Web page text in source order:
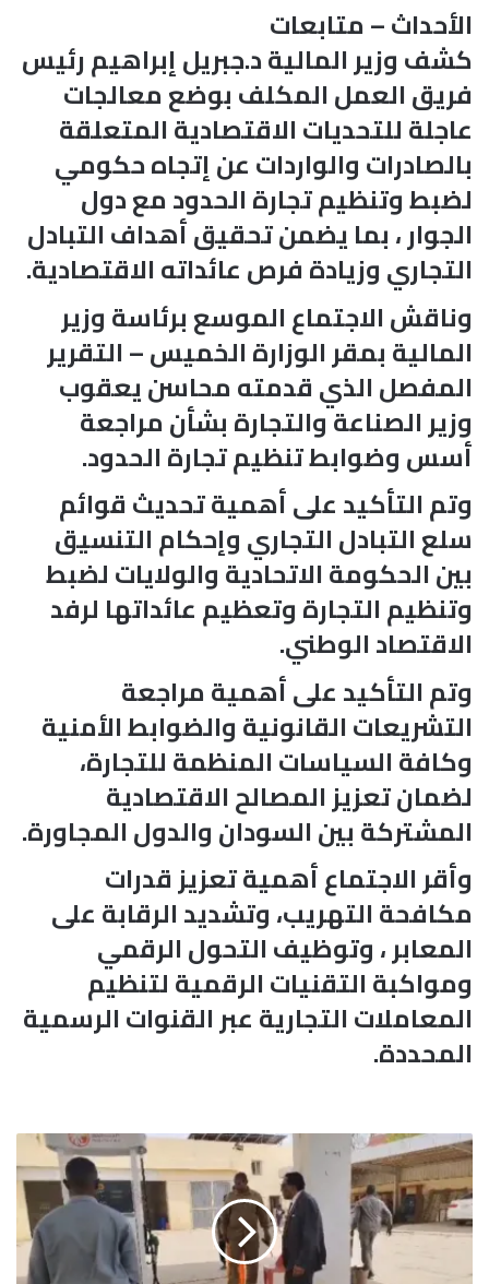
الأحداث – متابعات
كشف وزير المالية د.جبريل إبراهيم رئيس
فريق العمل المكلف بوضع معالجات
عاجلة للتحديات الاقتصادية المتعلقة
بالصادرات والواردات عن إتجاه حكومي
لضبط وتنظيم تجارة الحدود مع دول
الجوار ، بما يضمن تحقيق أهداف التبادل
التجاري وزيادة فرص عائداته الاقتصادية.
وناقش الاجتماع الموسع برئاسة وزير
المالية بمقر الوزارة الخميس – التقرير
المفصل الذي قدمته محاسن يعقوب
وزير الصناعة والتجارة بشأن مراجعة
أسس وضوابط تنظيم تجارة الحدود.
وتم التأكيد على أهمية تحديث قوائم
سلع التبادل التجاري وإحكام التنسيق
بين الحكومة الاتحادية والولايات لضبط
وتنظيم التجارة وتعظيم عائداتها لرفد
الاقتصاد الوطني.
وتم التأكيد على أهمية مراجعة
التشريعات القانونية والضوابط الأمنية
وكافة السياسات المنظمة للتجارة،
لضمان تعزيز المصالح الاقتصادية
المشتركة بين السودان والدول المجاورة.
وأقر الاجتماع أهمية تعزيز قدرات
مكافحة التهريب، وتشديد الرقابة على
المعابر ، وتوظيف التحول الرقمي
ومواكبة التقنيات الرقمية لتنظيم
المعاملات التجارية عبر القنوات الرسمية
المحددة.
ر
ئ
ي
س
ا